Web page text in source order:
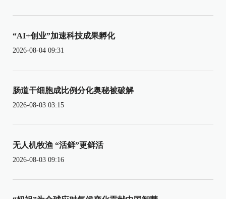
“AI+创业”加速科技成果孵化
2026-08-04 09:31
肠道干细胞成比例分化奥秘被破解
2026-08-03 03:15
无人机牧渔 “活鲜”更鲜活
2026-08-03 09:16